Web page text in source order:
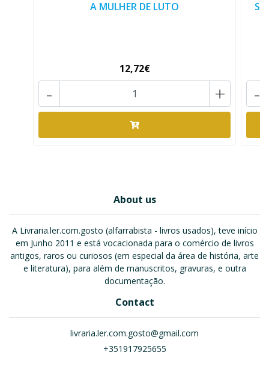
A MULHER DE LUTO
12,72€
+
-
S.
-
About us
A Livraria.ler.com.gosto (alfarrabista - livros usados), teve início
em Junho 2011 e está vocacionada para o comércio de livros
antigos, raros ou curiosos (em especial da área de história, arte
e literatura), para além de manuscritos, gravuras, e outra
documentação.
Contact
livraria.ler.com.gosto@gmail.com
+351917925655